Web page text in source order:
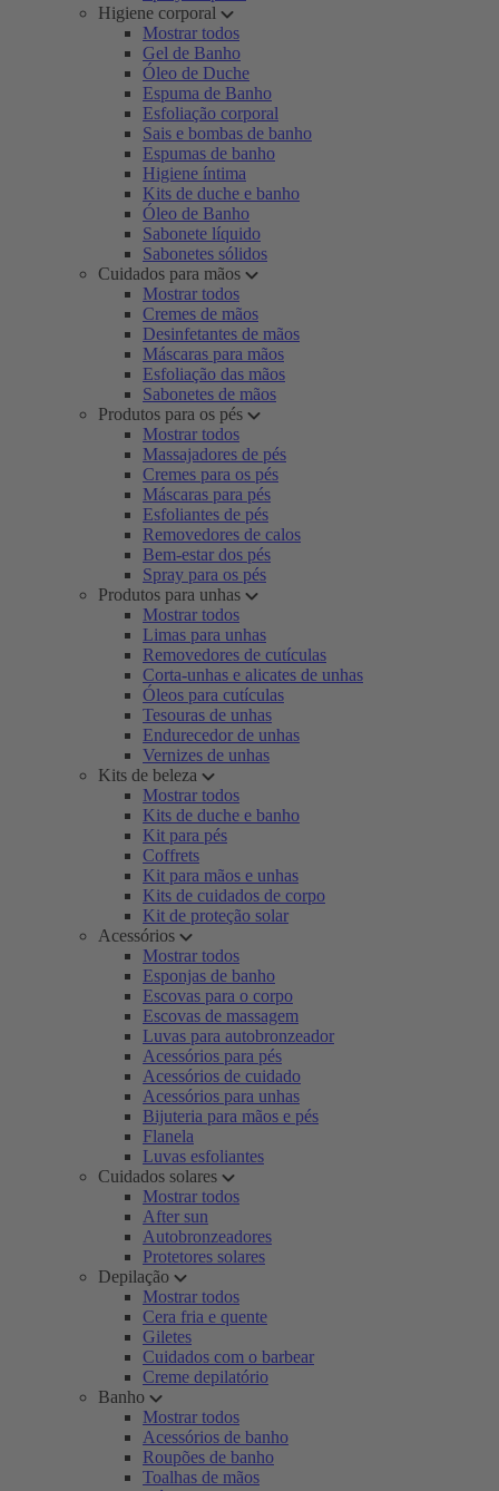
Higiene corporal
Mostrar todos
Gel de Banho
Óleo de Duche
Espuma de Banho
Esfoliação corporal
Sais e bombas de banho
Espumas de banho
Higiene íntima
Kits de duche e banho
Óleo de Banho
Sabonete líquido
Sabonetes sólidos
Cuidados para mãos
Mostrar todos
Cremes de mãos
Desinfetantes de mãos
Máscaras para mãos
Esfoliação das mãos
Sabonetes de mãos
Produtos para os pés
Mostrar todos
Massajadores de pés
Cremes para os pés
Máscaras para pés
Esfoliantes de pés
Removedores de calos
Bem-estar dos pés
Spray para os pés
Produtos para unhas
Mostrar todos
Limas para unhas
Removedores de cutículas
Corta-unhas e alicates de unhas
Óleos para cutículas
Tesouras de unhas
Endurecedor de unhas
Vernizes de unhas
Kits de beleza
Mostrar todos
Kits de duche e banho
Kit para pés
Coffrets
Kit para mãos e unhas
Kits de cuidados de corpo
Kit de proteção solar
Acessórios
Mostrar todos
Esponjas de banho
Escovas para o corpo
Escovas de massagem
Luvas para autobronzeador
Acessórios para pés
Acessórios de cuidado
Acessórios para unhas
Bijuteria para mãos e pés
Flanela
Luvas esfoliantes
Cuidados solares
Mostrar todos
After sun
Autobronzeadores
Protetores solares
Depilação
Mostrar todos
Cera fria e quente
Giletes
Cuidados com o barbear
Creme depilatório
Banho
Mostrar todos
Acessórios de banho
Roupões de banho
Toalhas de mãos